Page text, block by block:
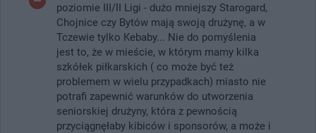
poziomie III/II Ligi - dużo mniejszy Starogard,
Chojnice czy Bytów mają swoją drużynę, a w
Tczewie tylko Kebaby... Nie do pomyślenia
jest to, że w mieście, w którym mamy kilka
szkółek piłkarskich ( co może być też
problemem w wielu przypadkach) miasto nie
potrafi zapewnić warunków do utworzenia
seniorskiej drużyny, która z pewnością
przyciągnęłaby kibiców i sponsorów, a może i